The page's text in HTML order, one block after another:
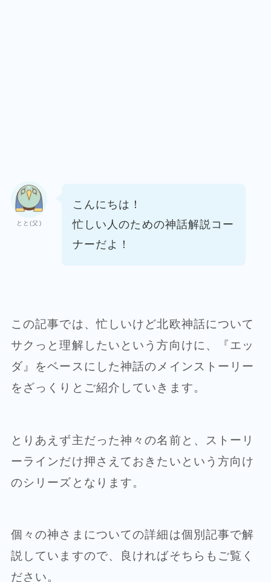
とと(父)
こんにちは！
忙しい人のための神話解説コー
ナーだよ！
この記事では、忙しいけど北欧神話について
サクっと理解したいという方向けに、『エッ
ダ』をベースにした神話のメインストーリー
をざっくりとご紹介していきます。
とりあえず主だった神々の名前と、ストーリ
ーラインだけ押さえておきたいという方向け
のシリーズとなります。
個々の神さまについての詳細は個別記事で解
説していますので、良ければそちらもご覧く
ださい。